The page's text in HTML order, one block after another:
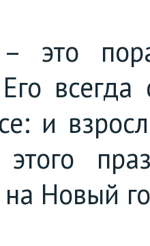
это
и
Новый